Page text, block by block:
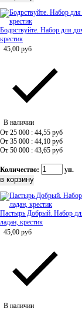
Бодрствуйте. Набор для
крестик
45,00 руб
В наличии
От 25 000 : 44,55 руб
От 35 000 : 44,10 руб
От 50 000 : 43,65 руб
Количество: уп.
Пастырь Добрый. Набор
ладан, крестик
45,00 руб
В наличии